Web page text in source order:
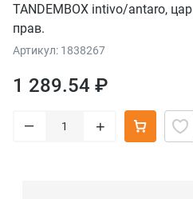
TANDEMBOX intivo/antaro,
прав.
Артикул: 1838267
1 289.54 ₽
– +